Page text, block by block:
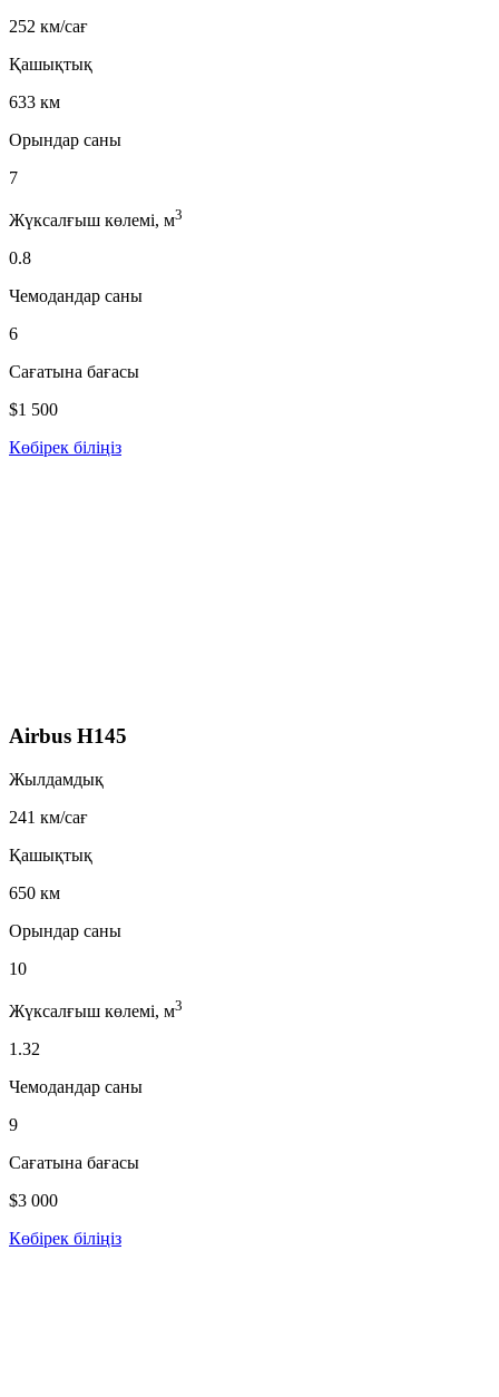
252 км/сағ
Қашықтық
633 км
Орындар саны
7
Жүксалғыш көлемі, м3
0.8
Чемодандар саны
6
Сағатына бағасы
$1 500
Көбірек біліңіз
Airbus H145
Жылдамдық
241 км/сағ
Қашықтық
650 км
Орындар саны
10
Жүксалғыш көлемі, м3
1.32
Чемодандар саны
9
Сағатына бағасы
$3 000
Көбірек біліңіз